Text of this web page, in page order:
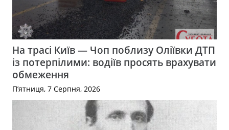
На трасі Київ — Чоп поблизу Оліївки ДТП
із потерпілими: водіїв просять врахувати
обмеження
П’ятниця, 7 Серпня, 2026